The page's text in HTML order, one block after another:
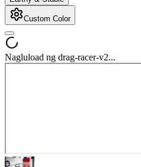
Custom Color
Nagluload ng drag-racer-v2...